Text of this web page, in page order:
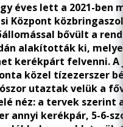
éves lett a 2021-ben
Központ
bővült a
alakították ki,
kerékpárt felvenni.
közel tízezerszer
utaztak velük a
néz: a tervek szerint
annyi kerékpár, 5-6-